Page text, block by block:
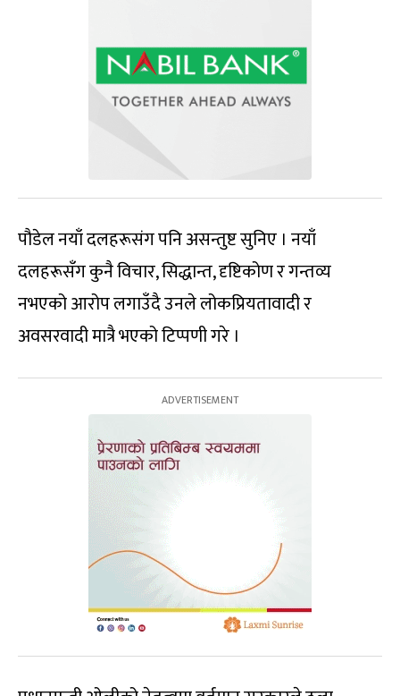
पौडेल नयाँ दलहरूसंग पनि असन्तुष्ट सुनिए । नयाँ
दलहरूसँग कुनै विचार, सिद्धान्त, दृष्टिकोण र गन्तव्य
नभएको आरोप लगाउँदै उनले लोकप्रियतावादी र
अवसरवादी मात्रै भएको टिप्पणी गरे ।